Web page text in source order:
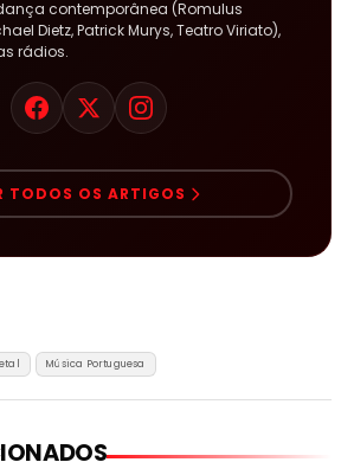
contemporânea (Romulus
Dietz, Patrick Murys, Teatro Viriato),
rádios.
TODOS OS ARTIGOS
Música Portuguesa